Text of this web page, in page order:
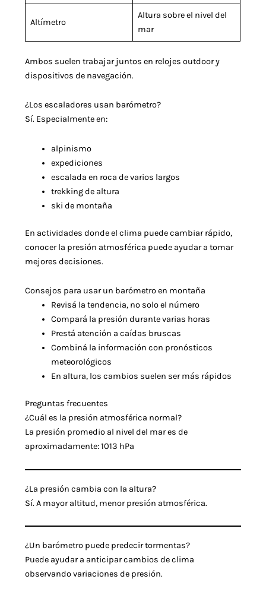
Altímetro
Altura sobre el nivel del
mar
Ambos suelen trabajar juntos en relojes outdoor y
dispositivos de navegación.
¿Los escaladores usan barómetro?
Sí. Especialmente en:
alpinismo
expediciones
escalada en roca de varios largos
trekking de altura
ski de montaña
En actividades donde el clima puede cambiar rápido,
conocer la presión atmosférica puede ayudar a tomar
mejores decisiones.
Consejos para usar un barómetro en montaña
Revisá la tendencia, no solo el número
Compará la presión durante varias horas
Prestá atención a caídas bruscas
Combiná la información con pronósticos
meteorológicos
En altura, los cambios suelen ser más rápidos
Preguntas frecuentes
¿Cuál es la presión atmosférica normal?
La presión promedio al nivel del mar es de
aproximadamente:1013 hPa
¿La presión cambia con la altura?
Sí. A mayor altitud, menor presión atmosférica.
¿Un barómetro puede predecir tormentas?
Puede ayudar a anticipar cambios de clima
observando variaciones de presión.